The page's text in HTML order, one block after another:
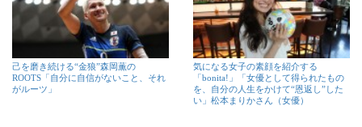
己を磨き続ける“金狼”森岡薫の
ROOTS「自分に自信がないこと、それ
がルーツ」
気になる女子の素顔を紹介する
「bonita!」「女優として得られたもの
を、自分の人生をかけて“恩返し”した
い」松本まりかさん（女優）